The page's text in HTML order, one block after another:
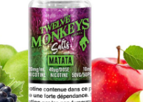
de la lumière, dans un lieu sec
(+/- 20°C).
pour cigarette
étiquetées selon les
du règlement n°1272/2008